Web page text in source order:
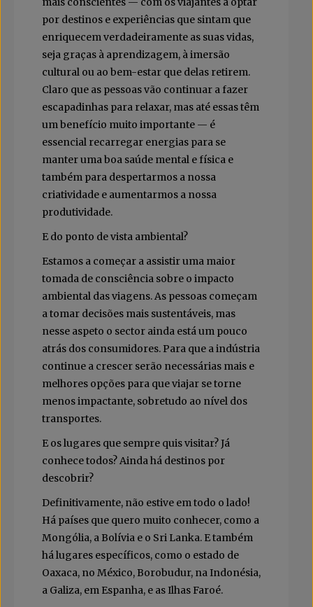
por destinos e experiências que sintam que
enriquecem verdadeiramente as suas vidas,
seja graças à aprendizagem, à imersão
cultural ou ao bem-estar que delas retirem.
Claro que as pessoas vão continuar a fazer
escapadinhas para relaxar, mas até essas têm
um benefício muito importante — é
essencial recarregar energias para se
manter uma boa saúde mental e física e
também para despertarmos a nossa
criatividade e aumentarmos a nossa
produtividade.
E do ponto de vista ambiental?
Estamos a começar a assistir uma maior
tomada de consciência sobre o impacto
ambiental das viagens. As pessoas começam
a tomar decisões mais sustentáveis, mas
nesse aspeto o sector ainda está um pouco
atrás dos consumidores. Para que a indústria
continue a crescer serão necessárias mais e
melhores opções para que viajar se torne
menos impactante, sobretudo ao nível dos
transportes.
E os lugares que sempre quis visitar? Já
conhece todos? Ainda há destinos por
descobrir?
Definitivamente, não estive em todo o lado!
Há países que quero muito conhecer, como a
Mongólia, a Bolívia e o Sri Lanka. E também
há lugares específicos, como o estado de
Oaxaca, no México, Borobudur, na Indonésia,
a Galiza, em Espanha, e as Ilhas Faroé.